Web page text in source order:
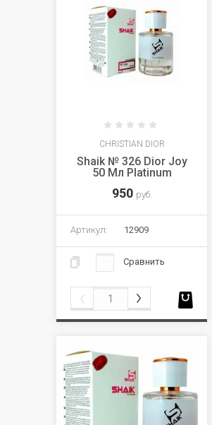
CHRISTIAN DIOR
Shaik № 326 Dior Joy
50 Мл Platinum
950 руб.
Артикул: 12909
Сравнить